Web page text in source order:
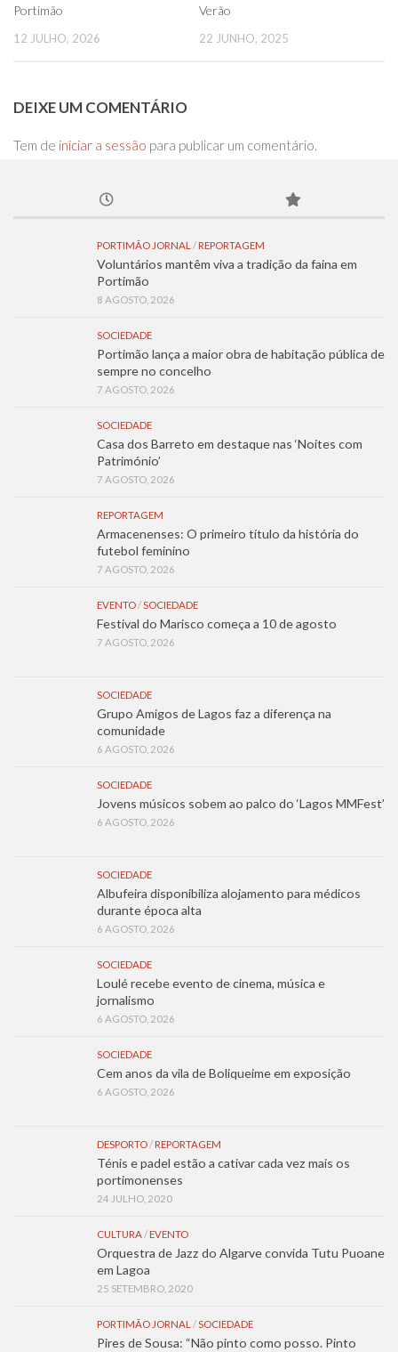
Portimão
12 JULHO, 2026
Verão
22 JUNHO, 2025
DEIXE UM COMENTÁRIO
Tem de iniciar a sessão para publicar um comentário.
PORTIMÃO JORNAL / REPORTAGEM
Voluntários mantêm viva a tradição da faina em
Portimão
8 AGOSTO, 2026
SOCIEDADE
Portimão lança a maior obra de habitação pública de
sempre no concelho
7 AGOSTO, 2026
SOCIEDADE
Casa dos Barreto em destaque nas ‘Noites com
Património’
7 AGOSTO, 2026
REPORTAGEM
Armacenenses: O primeiro título da história do
futebol feminino
7 AGOSTO, 2026
EVENTO/SOCIEDADE
Festival do Marisco começa a 10 de agosto
7 AGOSTO, 2026
SOCIEDADE
Grupo Amigos de Lagos faz a diferença na
comunidade
6 AGOSTO, 2026
SOCIEDADE
Jovens músicos sobem ao palco do ‘Lagos MMFest’
6 AGOSTO, 2026
SOCIEDADE
Albufeira disponibiliza alojamento para médicos
durante época alta
6 AGOSTO, 2026
SOCIEDADE
Loulé recebe evento de cinema, música e
jornalismo
6 AGOSTO, 2026
SOCIEDADE
Cem anos da vila de Boliqueime em exposição
6 AGOSTO, 2026
DESPORTO/ REPORTAGEM
Ténis e padel estão a cativar cada vez mais os
portimonenses
24 JULHO, 2020
CULTURA/ EVENTO
Orquestra de Jazz do Algarve convida Tutu Puoane
em Lagoa
25 SETEMBRO, 2020
PORTIMÃO JORNAL /SOCIEDADE
Pires de Sousa: “Não pinto como posso. Pinto